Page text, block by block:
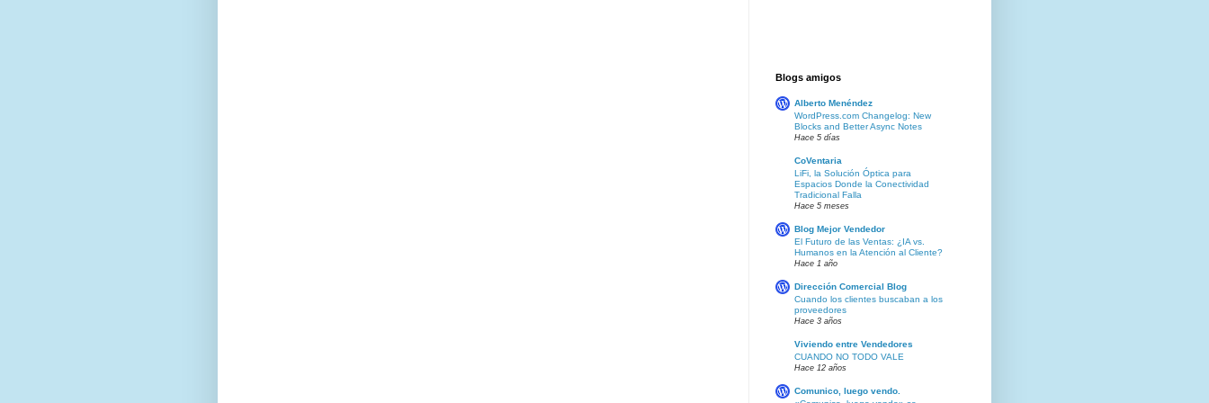
Blogs amigos
Alberto Menéndez
WordPress.com Changelog: New
Blocks and Better Async Notes
Hace 5 días
CoVentaria
LiFi, la Solución Óptica para
Espacios Donde la Conectividad
Tradicional Falla
Hace 5 meses
Blog Mejor Vendedor
El Futuro de las Ventas: ¿IA vs.
Humanos en la Atención al Cliente?
Hace 1 año
Dirección Comercial Blog
Cuando los clientes buscaban a los
proveedores
Hace 3 años
Viviendo entre Vendedores
CUANDO NO TODO VALE
Hace 12 años
Comunico, luego vendo.